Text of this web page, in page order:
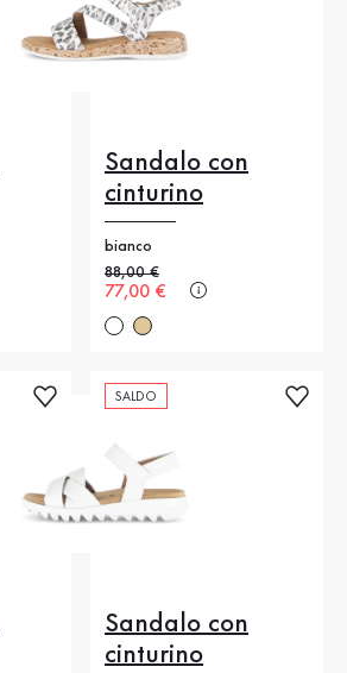
Sandalo con
cinturino
bianco
Prezzo precedente
88,00 €
Nuovo prezzo
77,00 €
SALDO
Sandalo con
cinturino